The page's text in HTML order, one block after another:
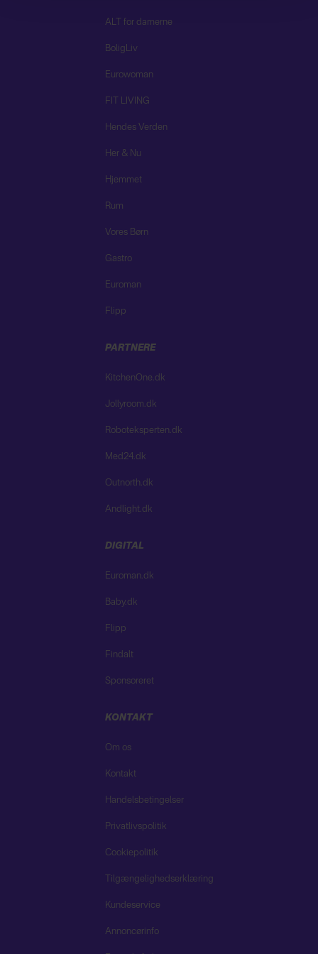
ALT for damerne
BoligLiv
Eurowoman
FIT LIVING
Hendes Verden
Her & Nu
Hjemmet
Rum
Vores Børn
Gastro
Euroman
Flipp
PARTNERE
KitchenOne.dk
Jollyroom.dk
Roboteksperten.dk
Med24.dk
Outnorth.dk
Andlight.dk
DIGITAL
Euroman.dk
Baby.dk
Flipp
Findalt
Sponsoreret
KONTAKT
Om os
Kontakt
Handelsbetingelser
Privatlivspolitik
Cookiepolitik
Tilgængelighedserklæring
Kundeservice
Annoncørinfo